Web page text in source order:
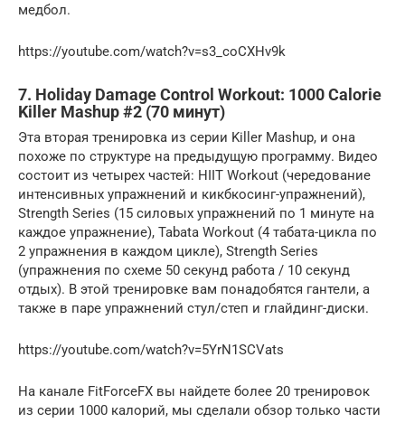
медбол.
https://youtube.com/watch?v=s3_coCXHv9k
7. Holiday Damage Control Workout: 1000 Calorie
Killer Mashup #2 (70 минут)
Эта вторая тренировка из серии Killer Mashup, и она
похоже по структуре на предыдущую программу. Видео
состоит из четырех частей: HIIT Workout (чередование
интенсивных упражнений и кикбкосинг-упражнений),
Strength Series (15 силовых упражнений по 1 минуте на
каждое упражнение), Tabata Workout (4 табата-цикла по
2 упражнения в каждом цикле), Strength Series
(упражнения по схеме 50 секунд работа / 10 секунд
отдых). В этой тренировке вам понадобятся гантели, а
также в паре упражнений стул/степ и глайдинг-диски.
https://youtube.com/watch?v=5YrN1SCVats
На канале FitForceFX вы найдете более 20 тренировок
из серии 1000 калорий, мы сделали обзор только части